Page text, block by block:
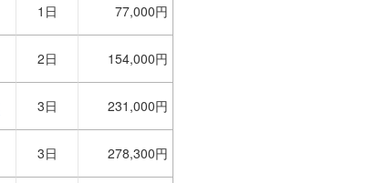
1日 77,000円
2日 154,000円
3日 231,000円
3日 278,300円